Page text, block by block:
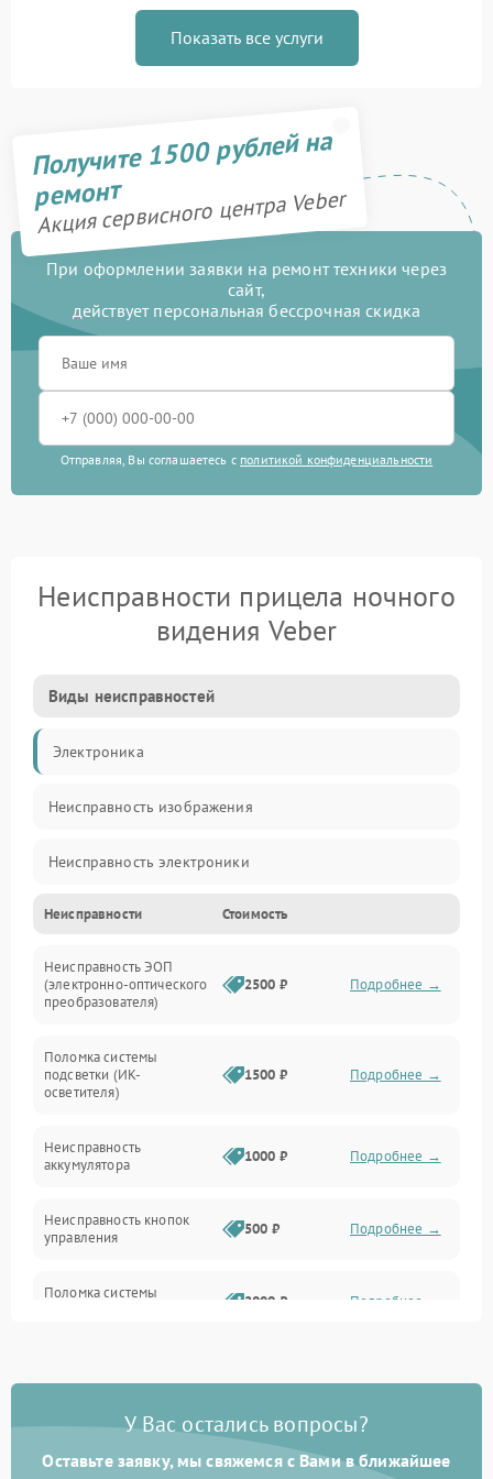
Показать все услуги
Получите 1500 рублей на
ремонт
Акция сервисного центра Veber
При оформлении заявки на ремонт техники через
сайт,
действует персональная бессрочная скидка
Отправляя, Вы соглашаетесь с политикой конфиденциальности
Неисправности прицела ночного
видения Veber
Виды неисправностей
Электроника
Неисправность изображения
Неисправность электроники
Механические повреждения
Неисправность управления
Оптика
Неисправности Стоимость
Неисправность ЭОП
(электронно-оптического
преобразователя)
2500 ₽ Подробнее →
Поломка системы
подсветки (ИК-
осветителя)
1500 ₽ Подробнее →
Неисправность
аккумулятора
1000 ₽ Подробнее →
Неисправность кнопок
управления
500 ₽ Подробнее →
Поломка системы
2000 ₽ Подробнее →
защиты от перегрузок
Неисправность системы
автоматического
отключения
1000 ₽ Подробнее →
У Вас остались вопросы?
Оставьте заявку, мы свяжемся с Вами в ближайшее